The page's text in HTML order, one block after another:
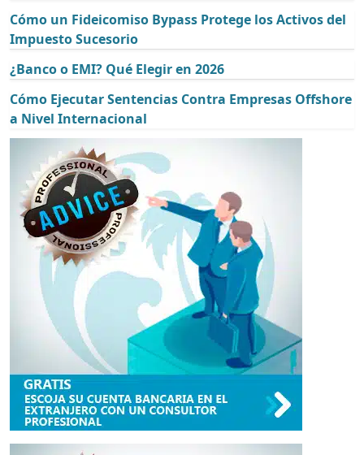
Cómo un Fideicomiso Bypass Protege los Activos del
Impuesto Sucesorio
¿Banco o EMI? Qué Elegir en 2026
Cómo Ejecutar Sentencias Contra Empresas Offshore
a Nivel Internacional